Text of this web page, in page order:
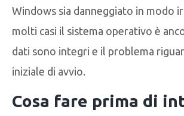
Windows sia danneggiato in modo
molti casi il sistema operativo è
dati sono integri e il problema
iniziale di avvio.
Cosa fare prima di